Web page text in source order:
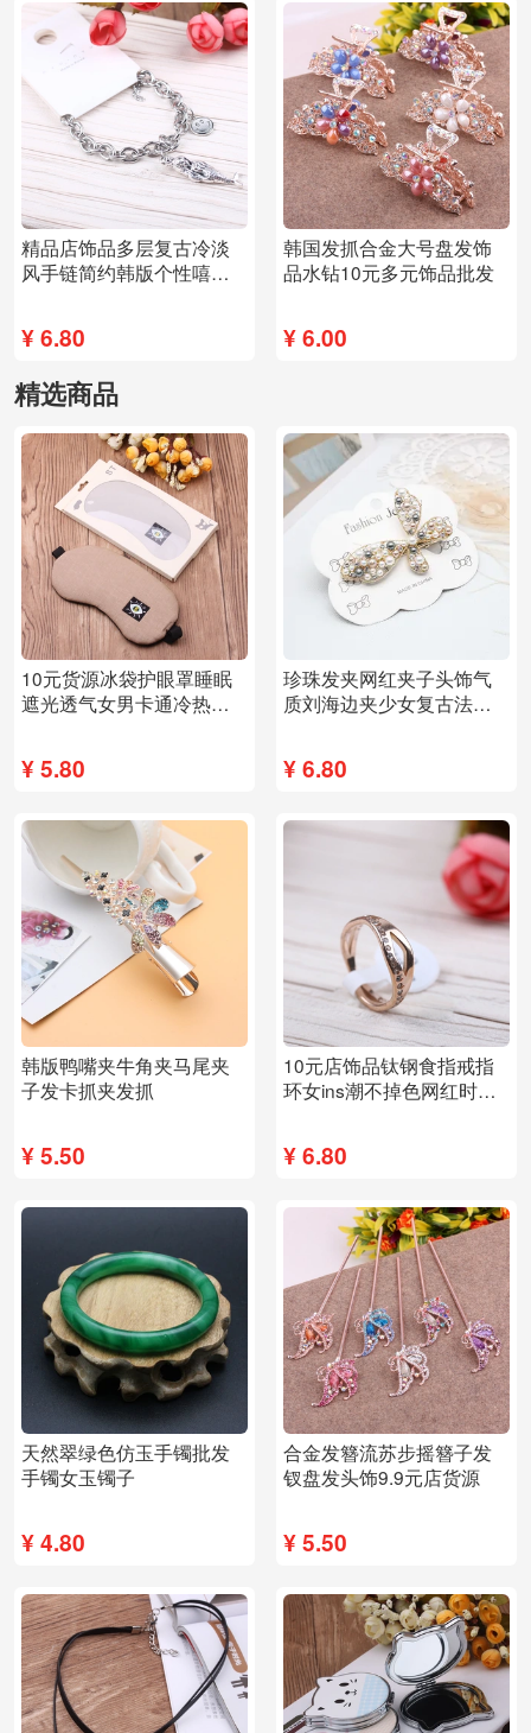
精品店饰品多层复古冷淡
风手链简约韩版个性嘻哈
¥6.80
韩国发抓合金大号盘发饰
品水钻10元多元饰品批发
¥6.00
精选商品
10元货源冰袋护眼罩睡眠
遮光透气女男卡通冷热敷
¥5.80
珍珠发夹网红夹子头饰气
质刘海边夹少女复古法式
¥6.80
韩版鸭嘴夹牛角夹马尾夹
子发卡抓夹发抓
¥5.50
10元店饰品钛钢食指戒指
环女ins潮不掉色网红时尚
¥6.80
天然翠绿色仿玉手镯批发
手镯女玉镯子
¥4.80
合金发簪流苏步摇簪子发
钗盘发头饰9.9元店货源
¥5.50